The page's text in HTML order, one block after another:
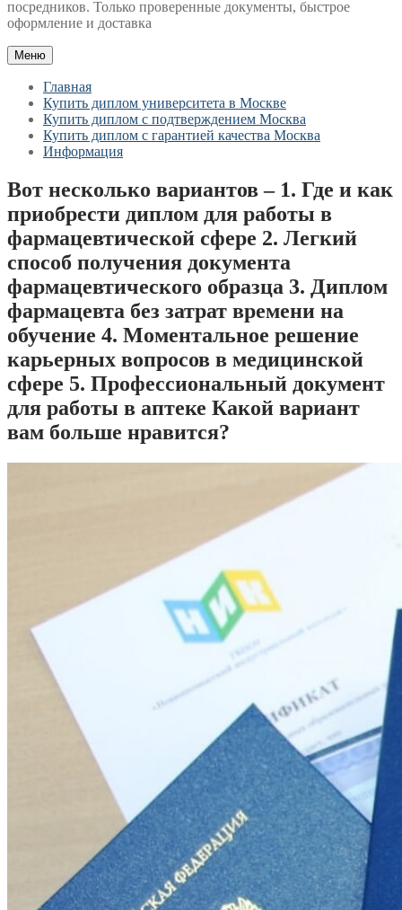
посредников. Только проверенные документы, быстрое
оформление и доставка
Меню
Главная
Купить диплом университета в Москве
Купить диплом с подтверждением Москва
Купить диплом с гарантией качества Москва
Информация
Вот несколько вариантов – 1. Где и как
приобрести диплом для работы в
фармацевтической сфере 2. Легкий
способ получения документа
фармацевтического образца 3. Диплом
фармацевта без затрат времени на
обучение 4. Моментальное решение
карьерных вопросов в медицинской
сфере 5. Профессиональный документ
для работы в аптеке Какой вариант
вам больше нравится?